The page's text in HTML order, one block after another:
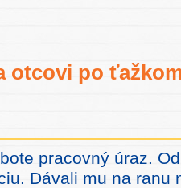
otcovi po
pracovný úraz.
Dávali mu na ranu